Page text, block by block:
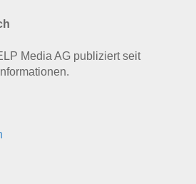
Media AG publiziert seit